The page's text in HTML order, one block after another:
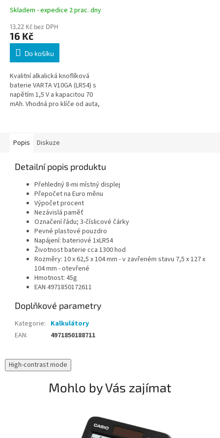
mAh, alkalická, 1 ks
Skladem - expedice 2 prac. dny
13,22 Kč bez DPH
16 Kč
Do košíku
Kvalitní alkalická knoflíková
baterie VARTA V10GA (LR54) s
napětím 1,5 V a kapacitou 70
mAh. Vhodná pro klíče od auta,
Popis Diskuze
Detailní popis produktu
Přehledný 8-mi místný displej
Přepočet na Euro měnu
Výpočet procent
Nezávislá paměť
Označení řádu; 3-číslicové čárky
Pevné plastové pouzdro
Napájení: bateriové 1xLR54
Životnost baterie cca 1300 hod
Rozměry: 10 x 62,5 x 104 mm - v zavřeném stavu 7,5 x 127 x
104 mm - otevřené
Hmotnost: 45g
EAN 4971850172611
Doplňkové parametry
Kategorie: Kalkulátory
EAN: 4971850188711
High-contrast mode
Mohlo by Vás zajímat